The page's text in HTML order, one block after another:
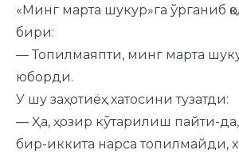
«Минг марта шукур»га ўрганиб
бири:
— Топилмаяпти, минг марта
юборди.
У шу заҳотиёҳ хатосини тузатди:
— Ҳа, ҳозир кўтарилиш пайти-
бир-иккита нарса топилмайди,